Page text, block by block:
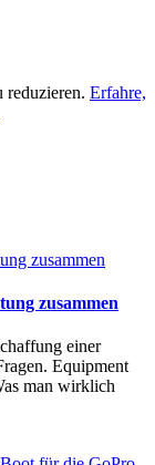
reduzieren. Erfahre,
zusammen
einer
Equipment
man wirklich